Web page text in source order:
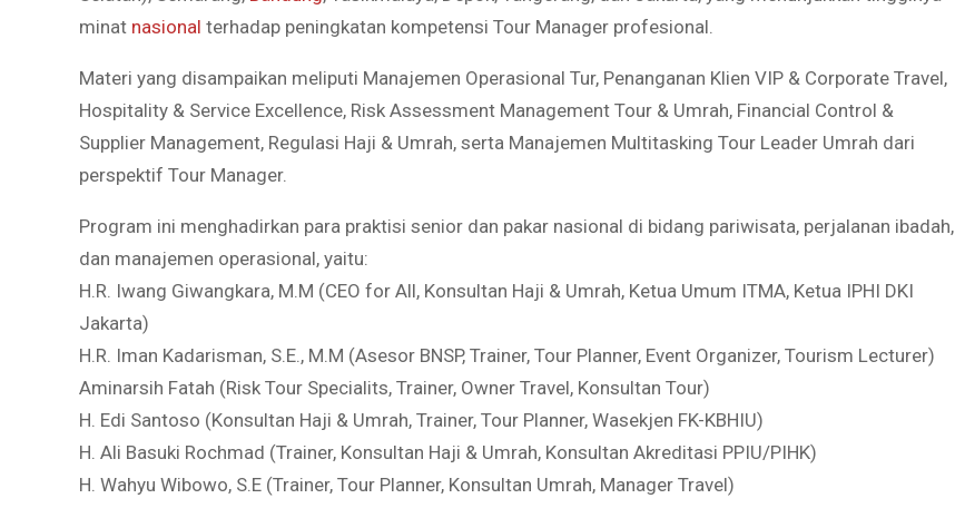
minat nasional terhadap peningkatan kompetensi Tour Manager profesional.
Materi yang disampaikan meliputi Manajemen Operasional Tur, Penanganan Klien VIP & Corporate Travel,
Hospitality & Service Excellence, Risk Assessment Management Tour & Umrah, Financial Control &
Supplier Management, Regulasi Haji & Umrah, serta Manajemen Multitasking Tour Leader Umrah dari
perspektif Tour Manager.
Program ini menghadirkan para praktisi senior dan pakar nasional di bidang pariwisata, perjalanan ibadah,
dan manajemen operasional, yaitu:
H.R. Iwang Giwangkara, M.M (CEO for All, Konsultan Haji & Umrah, Ketua Umum ITMA, Ketua IPHI DKI
Jakarta)
H.R. Iman Kadarisman, S.E., M.M (Asesor BNSP, Trainer, Tour Planner, Event Organizer, Tourism Lecturer)
Aminarsih Fatah (Risk Tour Specialits, Trainer, Owner Travel, Konsultan Tour)
H. Edi Santoso (Konsultan Haji & Umrah, Trainer, Tour Planner, Wasekjen FK-KBHIU)
H. Ali Basuki Rochmad (Trainer, Konsultan Haji & Umrah, Konsultan Akreditasi PPIU/PIHK)
H. Wahyu Wibowo, S.E (Trainer, Tour Planner, Konsultan Umrah, Manager Travel)